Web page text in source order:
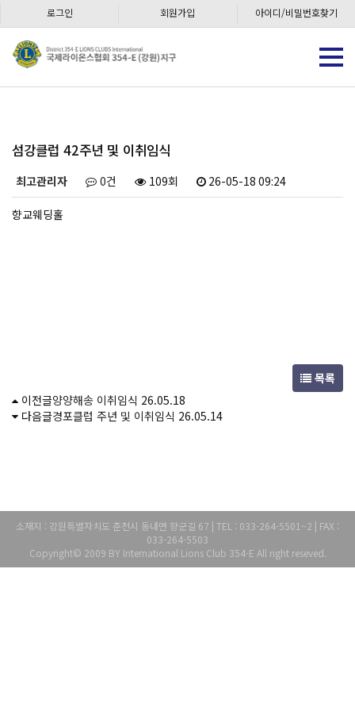
로그인 회원가입 아이디/비밀번호찾기
섬강클럽 42주년 및 이취임식
최고관리자 0건 109회 26-05-18 09:24
향교웨딩홀
목록
이전글양양해송 이취임식 26.05.18
다음글경포클럽 주년 및 이취임식 26.05.14
소재지 : 강원특별자치도 춘천시 동내면 향군길 67 | TEL : 033-264-5501~2 | FAX :
033-264-5503
Copyright© 2009 BY International Lions Club 354-E All right reseved.